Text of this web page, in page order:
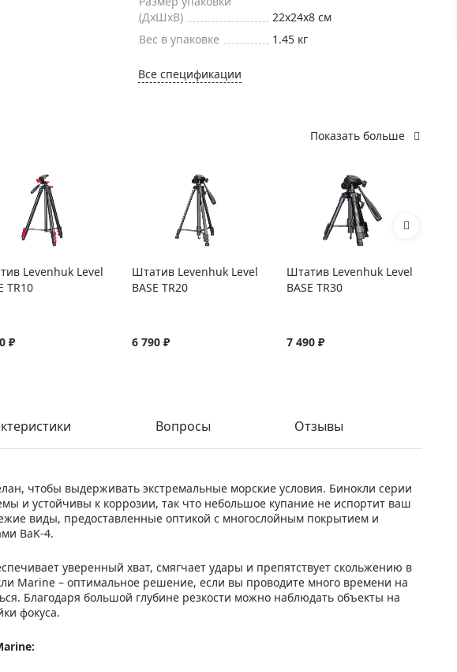
Экшн-камеры
Фотооборудование
(ДxШxВ)
22x24x8 см
Вес в упаковке
1.45 кг
Все спецификации
Показать больше
Levenhuk Level
TR10
₽
Штатив Levenhuk Level
BASE TR20
6 790 ₽
Штатив Levenhuk Level
BASE TR30
7 490 ₽
Вопросы Отзывы
чтобы выдерживать экстремальные морские условия. Бинокли серии
и устойчивы к коррозии, так что небольшое купание не испортит ваш
виды, предоставленные оптикой с многослойным покрытием и
BaK-4.
уверенный хват, смягчает удары и препятствует скольжению в
Marine – оптимальное решение, если вы проводите много времени на
Благодаря большой глубине резкости можно наблюдать объекты на
фокуса.